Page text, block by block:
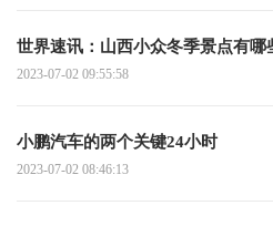
世界速讯：山西小众冬季景点有
2023-07-02 09:55:58
小鹏汽车的两个关键24小时
2023-07-02 08:46:13